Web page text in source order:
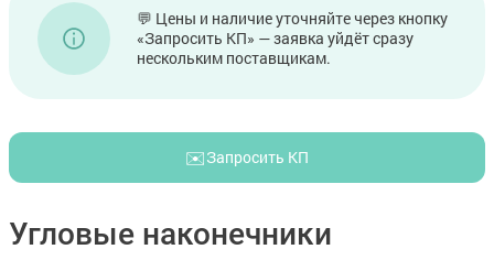
💬 Цены и наличие уточняйте через кнопку
«Запросить КП» — заявка уйдёт сразу
нескольким поставщикам.
✉️Запросить КП
Угловые наконечники